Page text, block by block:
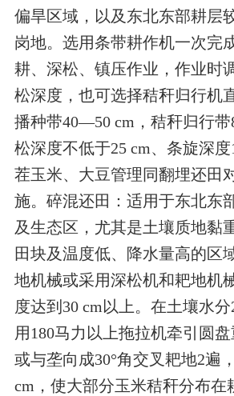
偏旱区域，以及东北东部耕层
岗地。选用条带耕作机一次完
耕、深松、镇压作业，作业时
松深度，也可选择秸秆归行机
播种带40—50 cm，秸秆归行
松深度不低于25 cm、条旋深
茬玉米、大豆管理同翻埋还田
施。碎混还田：适用于东北东
及生态区，尤其是土壤质地黏
田块及温度低、降水量高的区
地机械或采用深松机和耙地机
度达到30 cm以上。在土壤水
用180马力以上拖拉机牵引圆
或与垄向成30°角交叉耙地2遍
cm，使大部分玉米秸秆分布在